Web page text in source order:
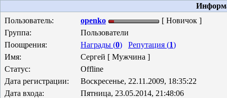
Пользователь:
openko
[ Новичок ]
Группа:
Пользователи
Поощрения:
Награды (0) Репутация (1)
Имя:
Сергей [ Мужчина ]
Статус:
Offline
Дата регистрации:
Воскресенье, 22.11.2009, 18:35:22
Дата входа:
Пятница, 23.05.2014, 21:48:06